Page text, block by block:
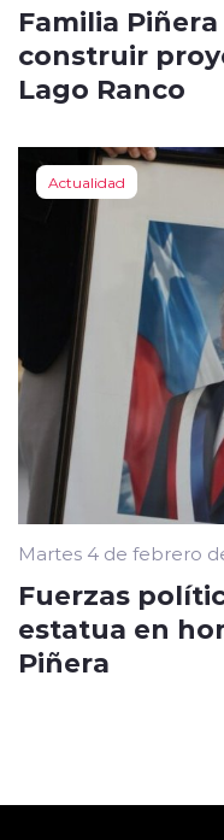
Familia
construir
Lago Ranco
Actualidad
Martes 4 de febrero
Fuerzas
estatua en
Piñera